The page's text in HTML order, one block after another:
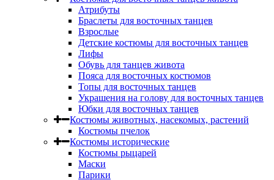
Атрибуты
Браслеты для восточных танцев
Взрослые
Детские костюмы для восточных танцев
Лифы
Обувь для танцев живота
Пояса для восточных костюмов
Топы для восточных танцев
Украшения на голову для восточных танцев
Юбки для восточных танцев
Костюмы животных, насекомых, растений
Костюмы пчелок
Костюмы исторические
Костюмы рыцарей
Маски
Парики